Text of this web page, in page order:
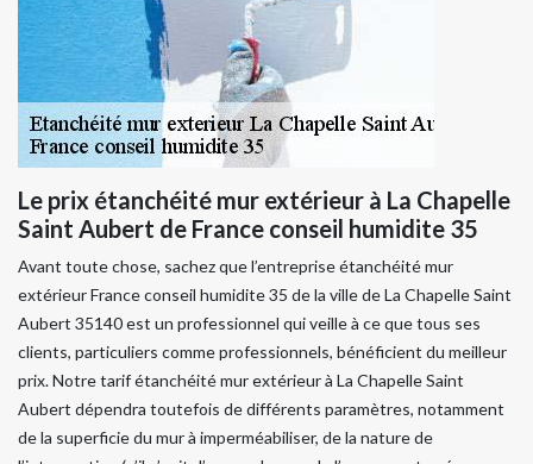
Le prix étanchéité mur extérieur à La Chapelle
Saint Aubert de France conseil humidite 35
Avant toute chose, sachez que l’entreprise étanchéité mur
extérieur France conseil humidite 35 de la ville de La Chapelle Saint
Aubert 35140 est un professionnel qui veille à ce que tous ses
clients, particuliers comme professionnels, bénéficient du meilleur
prix. Notre tarif étanchéité mur extérieur à La Chapelle Saint
Aubert dépendra toutefois de différents paramètres, notamment
de la superficie du mur à imperméabiliser, de la nature de